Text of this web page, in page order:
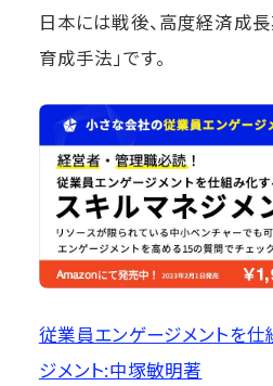
日本には戦後、高度経済成長
育成手法」です。
従業員エンゲージメントを
ジメント:中塚敏明著